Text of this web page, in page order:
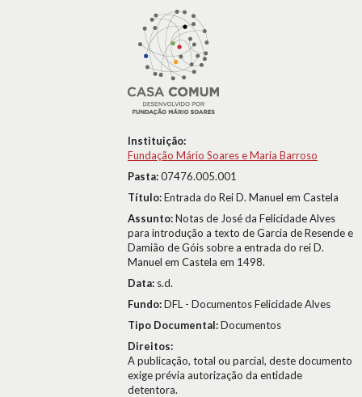
Instituição:
Fundação Mário Soares e Maria Barroso
Pasta:07476.005.001
Título:Entrada do Rei D. Manuel em Castela
Assunto:Notas de José da Felicidade Alves
para introdução a texto de Garcia de Resende e
Damião de Góis sobre a entrada do rei D.
Manuel em Castela em 1498.
Data: s.d.
Fundo:DFL - Documentos Felicidade Alves
Tipo Documental:Documentos
Direitos:
A publicação, total ou parcial, deste documento
exige prévia autorização da entidade
detentora.